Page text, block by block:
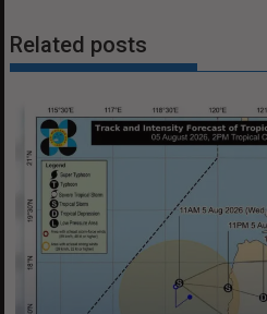
Related posts